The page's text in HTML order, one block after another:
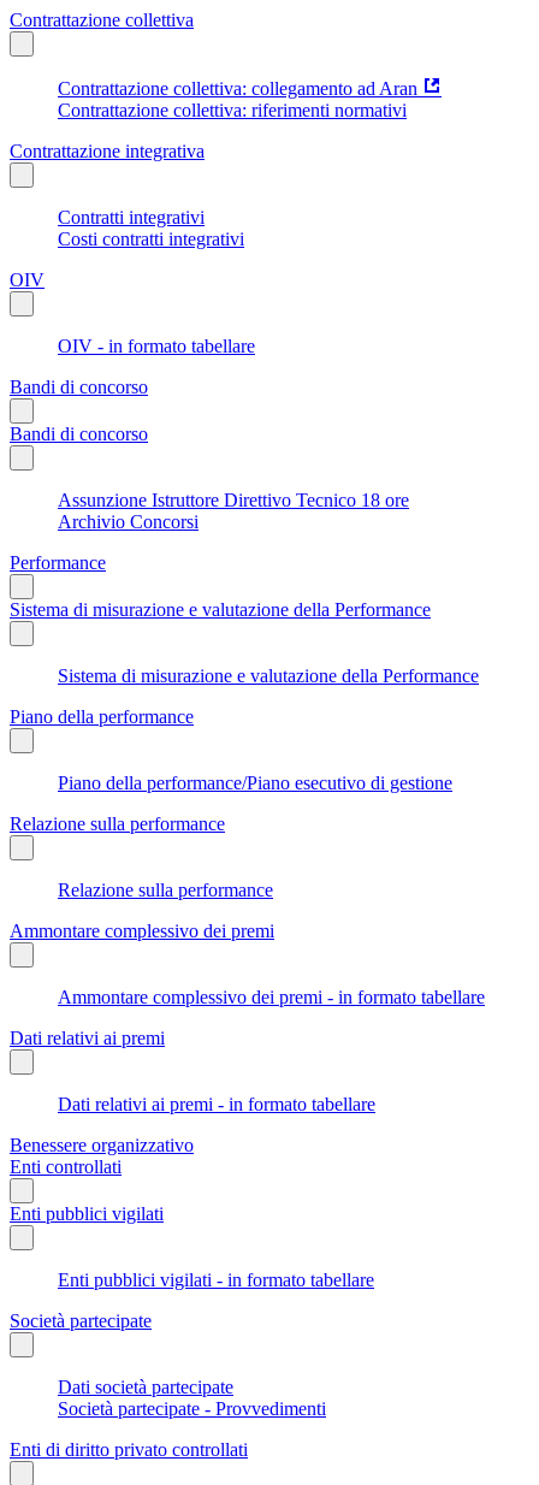
Contrattazione collettiva
Contrattazione collettiva: collegamento ad Aran
Contrattazione collettiva: riferimenti normativi
Contrattazione integrativa
Contratti integrativi
Costi contratti integrativi
OIV
OIV - in formato tabellare
Bandi di concorso
Bandi di concorso
Assunzione Istruttore Direttivo Tecnico 18 ore
Archivio Concorsi
Performance
Sistema di misurazione e valutazione della Performance
Sistema di misurazione e valutazione della Performance
Piano della performance
Piano della performance/Piano esecutivo di gestione
Relazione sulla performance
Relazione sulla performance
Ammontare complessivo dei premi
Ammontare complessivo dei premi - in formato tabellare
Dati relativi ai premi
Dati relativi ai premi - in formato tabellare
Benessere organizzativo
Enti controllati
Enti pubblici vigilati
Enti pubblici vigilati - in formato tabellare
Società partecipate
Dati società partecipate
Società partecipate - Provvedimenti
Enti di diritto privato controllati